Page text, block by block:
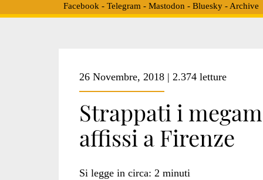
Facebook - Telegram - Mastodon - Bluesky- Archive
<span>manifesti
strappati
26 Novembre, 2018 | 2.374 letture
Strappati i
affissi a Firenze
Si legge in circa: 2 minuti